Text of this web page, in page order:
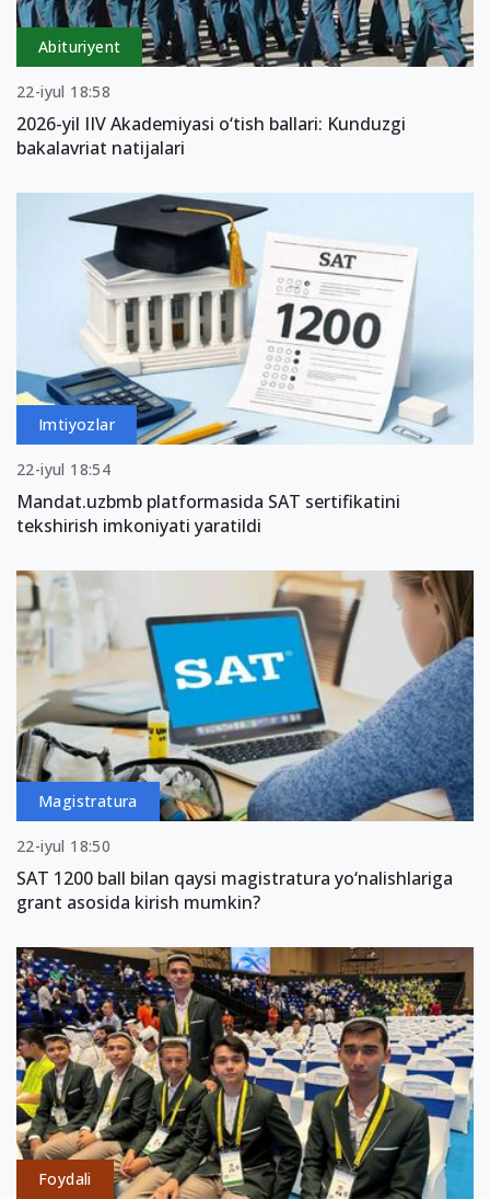
Abituriyent
22-iyul 18:58
2026-yil IIV Akademiyasi o‘tish ballari: Kunduzgi
bakalavriat natijalari
Imtiyozlar
22-iyul 18:54
Mandat.uzbmb platformasida SAT sertifikatini
tekshirish imkoniyati yaratildi
Magistratura
22-iyul 18:50
SAT 1200 ball bilan qaysi magistratura yo‘nalishlariga
grant asosida kirish mumkin?
Foydali